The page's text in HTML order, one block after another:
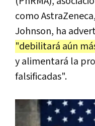
como
Johnson, ha
"debilitará aún
y alimentará la
falsificadas".